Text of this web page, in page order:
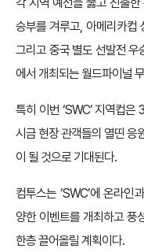
승부를 겨루고, 아메리카컵
그리고 중국 별도 선발전 우
에서 개최되는 월드파이널
특히 이번 ‘SWC’ 지역컵
시금 현장 관객들의 열띤 응
이 될 것으로 기대된다.
컴투스는 ‘SWC’에 온라인
양한 이벤트를 개최하고 풍
한층 끌어올릴 계획이다.